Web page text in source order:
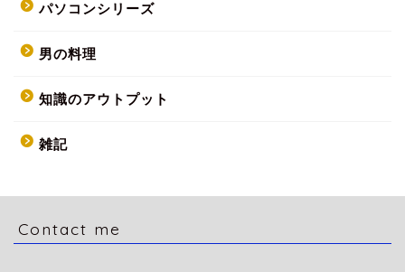
パソコンシリーズ
男の料理
知識のアウトプット
雑記
Contact me
HOME